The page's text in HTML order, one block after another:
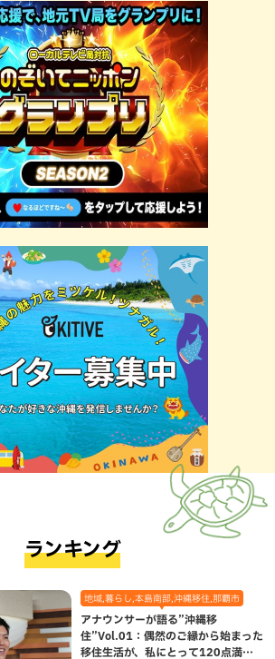
ランキング
地域,暮らし,本島南部,沖縄移住,那覇市
アナウンサーが語る”沖縄移
住”Vol.01：偶然のご縁から始まった
移住生活が、私にとって120点満点